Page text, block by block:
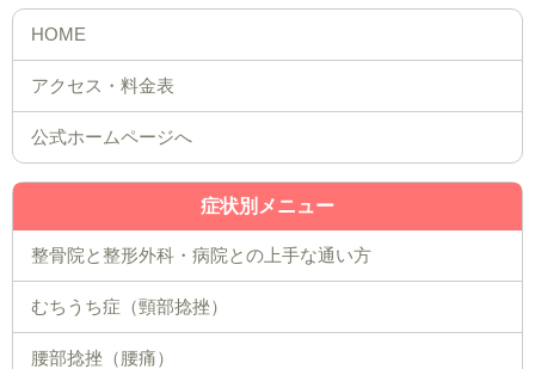
公式ホームページへ
症状別メニュー
整骨院と整形外科・病院との上手な通い方
むちうち症（頸部捻挫）
腰部捻挫（腰痛）